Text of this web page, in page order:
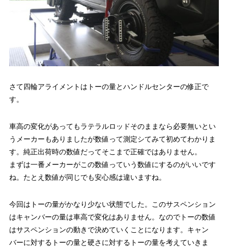
さて四輪アライメントはトーの量とハンドルセンターの修正で
す。
車高の変化があってもラテラルロッドそのままなら必要無いとい
うメーカーもありましたが数値って測定シてみて初めてわかりま
す。純正出荷時の数値だってそこまで正確ではありません。
まずは一番メーカーがこの数値っていう数値にするのがいいです
ね。たとえ数値が同じでも安心感は違いますね。
今回はトーの量がかなり少ない状態でした。このサスペンション
はキャンバーの量は車高で変化はありません。なのでトーの数値
はサスペンションの動きで決めていくことになります。キャン
バーに対するトーの量と硬さに対するトーの量を考えていきま